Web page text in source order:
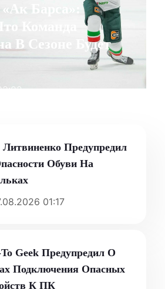
Барса»:
Команда
В Сезоне Будет
Литвиненко Предупредил
Обуви На
01:17
Geek Предупредил О
Подключения Опасных
К ПК